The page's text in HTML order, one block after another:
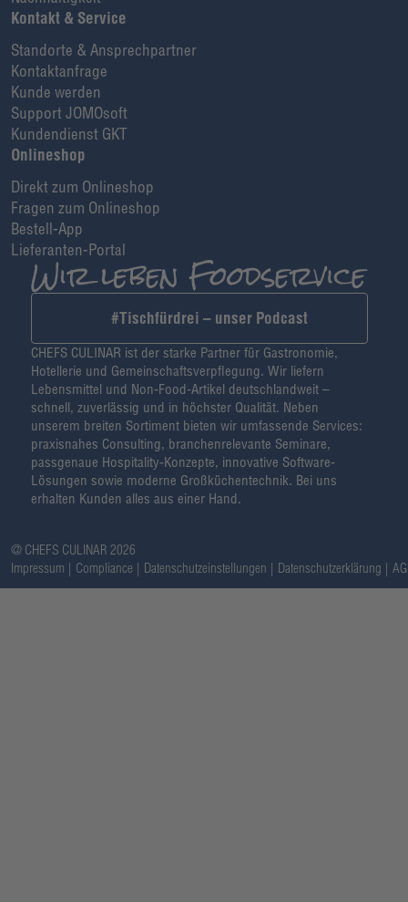
Kontakt & Service
Standorte & Ansprechpartner
Kontaktanfrage
Kunde werden
Support JOMOsoft
Kundendienst GKT
Onlineshop
Direkt zum Onlineshop
Fragen zum Onlineshop
Bestell-App
Lieferanten-Portal
#Tischfürdrei – unser Podcast
CHEFS CULINAR ist der starke Partner für Gastronomie,
Hotellerie und Gemeinschaftsverpflegung. Wir liefern
Lebensmittel und Non-Food-Artikel deutschlandweit –
schnell, zuverlässig und in höchster Qualität. Neben
unserem breiten Sortiment bieten wir umfassende Services:
praxisnahes Consulting, branchenrelevante Seminare,
passgenaue Hospitality-Konzepte, innovative Software-
Lösungen sowie moderne Großküchentechnik. Bei uns
erhalten Kunden alles aus einer Hand.
@ CHEFS CULINAR 2026
Impressum
Compliance Datenschutzeinstellungen Datenschutzerklärung